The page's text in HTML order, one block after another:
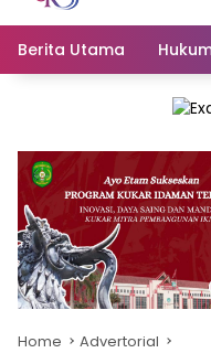
Berita Utama
Home Advertorial